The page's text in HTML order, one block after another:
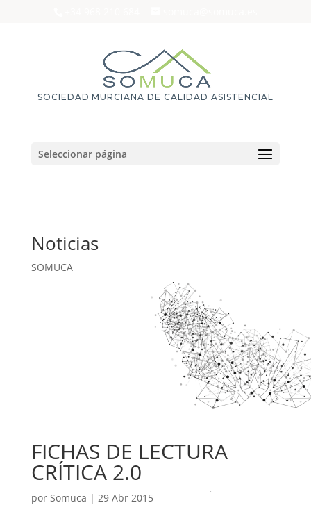
SOCIEDAD MURCIANA DE CALIDAD ASISTENCIAL
Seleccionar página
Noticias
SOMUCA
FICHAS DE LECTURA
CRÍTICA 2.0
por Somuca | 29 Abr 2015